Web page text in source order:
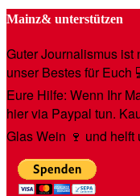
Mainz& unterstützen
Guter Journalismus ist
unser Bestes für Euch
Eure Hilfe: Wenn Ihr
hier via Paypal tun.
Glas Wein 🍷 und